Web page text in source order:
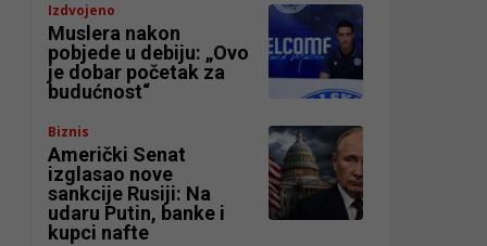
Izdvojeno
Muslera nakon
pobjede u debiju: „Ovo
je dobar početak za
budućnost“
Biznis
Američki Senat
izglasao nove
sankcije Rusiji: Na
udaru Putin, banke i
kupci nafte